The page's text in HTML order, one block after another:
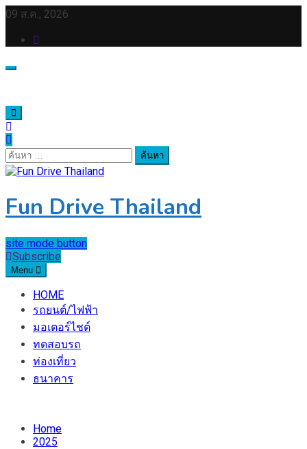
Skip
content
09 ส.ค., 2026
ค้นหา
สำหรับ:
Fun Drive Thailand
site mode button
Subscribe
Menu
HOME
รถยนต์/ไฟฟ้า
มอเตอร์ไชต์
ทดสอบรถ
ท่องเที่ยว
ธนาคาร
Home
2025